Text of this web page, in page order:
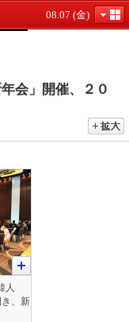
08.07 (金)
会」開催、２０
人
、新